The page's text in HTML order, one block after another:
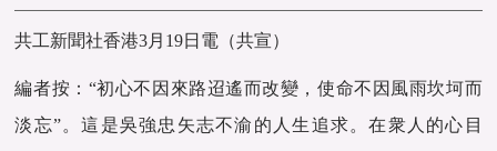
共工新聞社香港3月19日電（共宣）
編者按：“初心不因來路迢遙而改變，使命不因風雨坎坷而
淡忘”。這是吳強忠矢志不渝的人生追求。在衆人的心目